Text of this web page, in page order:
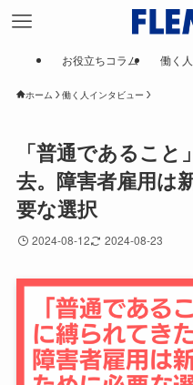
お役立ちコラム 働く
ホーム 働く人インタビュー
「普通であるこ
去。障害者雇用は
要な選択
2024-08-12 2024-08-23